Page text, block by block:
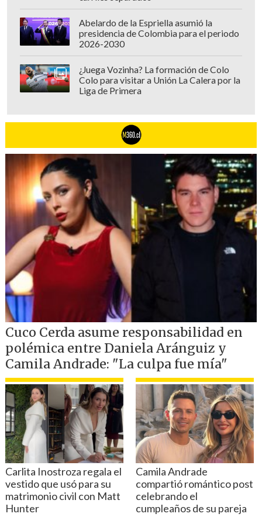
Abelardo de la Espriella asumió la
presidencia de Colombia para el periodo
2026-2030
¿Juega Vozinha? La formación de Colo
Colo para visitar a Unión La Calera por la
Liga de Primera